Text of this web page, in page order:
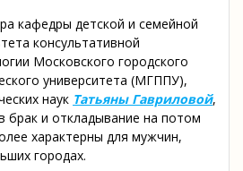
кафедры детской и семейной
консультативной
Московского городского
университета (МГППУ),
наук Татьяны Гавриловой,
брак и откладывание на потом
характерны для мужчин,
городах.